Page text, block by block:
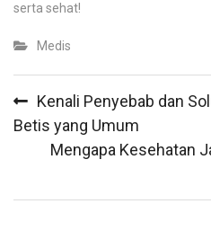
serta sehat!
Medis
navigation
Kenali Penyebab dan
Betis yang Umum
Mengapa Kesehatan